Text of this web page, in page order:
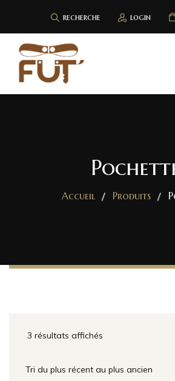
recherche login
Accueil Produits
3 résultats affichés